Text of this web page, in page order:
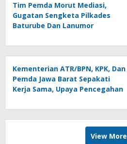
Tim Pemda Morut Mediasi,
Gugatan Sengketa Pilkades
Baturube Dan Lanumor
Kementerian ATR/BPN, KPK, Dan
Pemda Jawa Barat Sepakati
Kerja Sama, Upaya Pencegahan
Ekonomi Daerah
View More